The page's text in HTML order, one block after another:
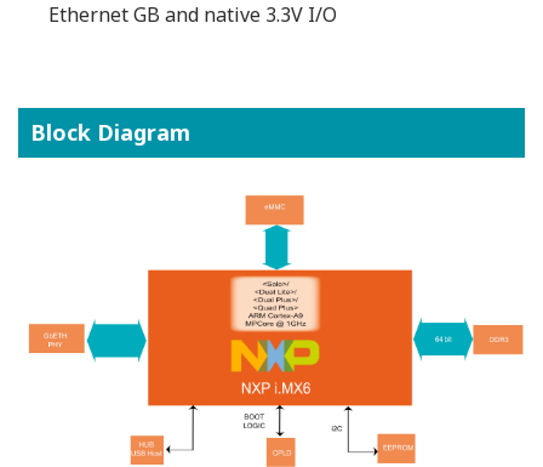
Ethernet GB and native 3.3V I/O
Block Diagram